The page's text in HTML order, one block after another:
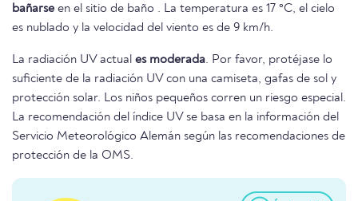
bañarse en el sitio de baño . La temperatura es 17 °C, el cielo
es nublado y la velocidad del viento es de 9 km/h.
La radiación UV actual es moderada. Por favor, protéjase lo
suficiente de la radiación UV con una camiseta, gafas de sol y
protección solar. Los niños pequeños corren un riesgo especial.
La recomendación del índice UV se basa en la información del
Servicio Meteorológico Alemán según las recomendaciones de
protección de la OMS.